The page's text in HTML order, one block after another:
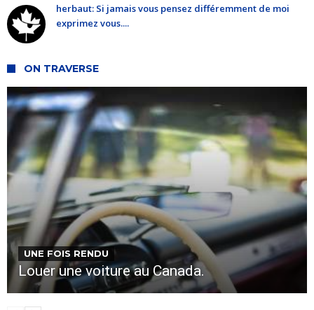
herbaut: Si jamais vous pensez différemment de moi
exprimez vous....
ON TRAVERSE
UNE FOIS RENDU
Louer une voiture au Canada.